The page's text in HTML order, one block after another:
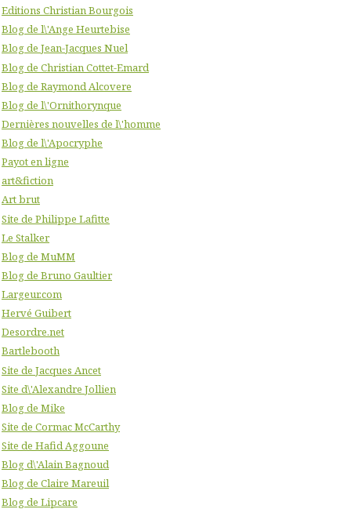
Editions Christian Bourgois
Blog de l\'Ange Heurtebise
Blog de Jean-Jacques Nuel
Blog de Christian Cottet-Emard
Blog de Raymond Alcovere
Blog de l\'Ornithorynque
Dernières nouvelles de l\'homme
Blog de l\'Apocryphe
Payot en ligne
art&fiction
Art brut
Site de Philippe Lafitte
Le Stalker
Blog de MuMM
Blog de Bruno Gaultier
Largeur.com
Hervé Guibert
Desordre.net
Bartlebooth
Site de Jacques Ancet
Site d\'Alexandre Jollien
Blog de Mike
Site de Cormac McCarthy
Site de Hafid Aggoune
Blog d\'Alain Bagnoud
Blog de Claire Mareuil
Blog de Lipcare